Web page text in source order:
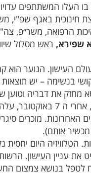
בו העלו המשתתפים
חינוכית באגף שפ"י,
הרפואה, משר״פ,
שפירא, ראש מסלול
העישון. הנוער
בנשימה – יש
את דבריה וטוען
האחרונות. מוכרים
מכשיר אותם).
הטלוויזיה היום
לא להבליט את עניין